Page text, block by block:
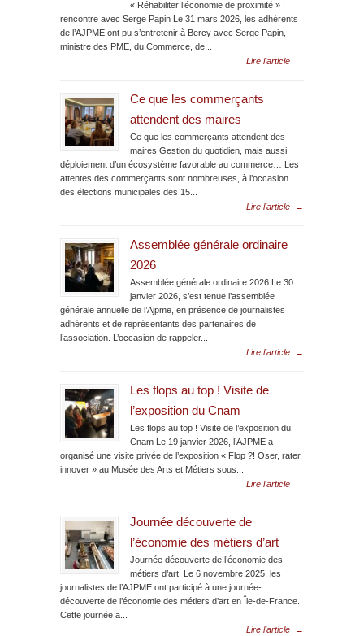
« Réhabiliter l’économie de proximité » :
rencontre avec Serge Papin Le 31 mars 2026, les adhérents
de l’AJPME ont pu s’entretenir à Bercy avec Serge Papin,
ministre des PME, du Commerce, de...
Lire l'article
→
Ce que les commerçants
attendent des maires
Ce que les commerçants attendent des
maires Gestion du quotidien, mais aussi
déploiement d’un écosystème favorable au commerce… Les
attentes des commerçants sont nombreuses, à l’occasion
des élections municipales des 15...
Lire l'article
→
Assemblée générale ordinaire
2026
Assemblée générale ordinaire 2026 Le 30
janvier 2026, s’est tenue l’assemblée
générale annuelle de l’Ajpme, en présence de journalistes
adhérents et de représentants des partenaires de
l’association. L’occasion de rappeler...
Lire l'article
→
Les flops au top ! Visite de
l’exposition du Cnam
Les flops au top ! Visite de l’exposition du
Cnam Le 19 janvier 2026, l’AJPME a
organisé une visite privée de l’exposition « Flop ?! Oser, rater,
innover » au Musée des Arts et Métiers sous...
Lire l'article
→
Journée découverte de
l’économie des métiers d’art
Journée découverte de l’économie des
métiers d’art Le 6 novembre 2025, les
journalistes de l’AJPME ont participé à une journée-
découverte de l’économie des métiers d’art en Île-de-France.
Cette journée a...
Lire l'article
→